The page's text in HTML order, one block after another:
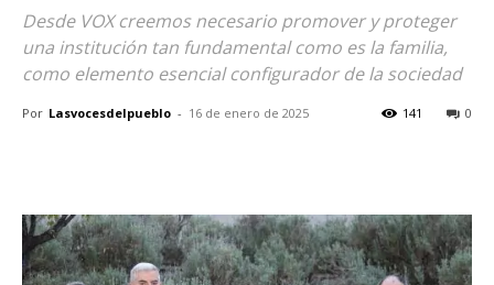
Desde VOX creemos necesario promover y proteger
una institución tan fundamental como es la familia,
como elemento esencial configurador de la sociedad
Por Lasvocesdelpueblo - 16 de enero de 2025 0
141